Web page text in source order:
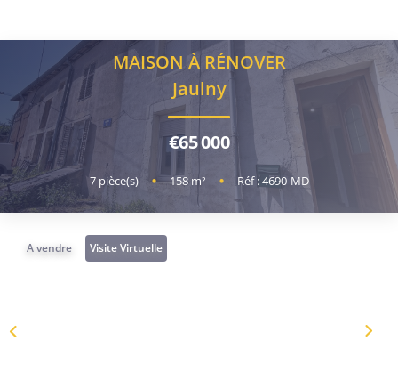
MAISON À RÉNOVER
Jaulny
€65 000
7pièce(s) • 158m² • Réf : 4690-MD
A vendre Visite Virtuelle